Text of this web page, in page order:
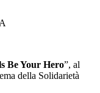
Be Your Hero”, al
della Solidarietà